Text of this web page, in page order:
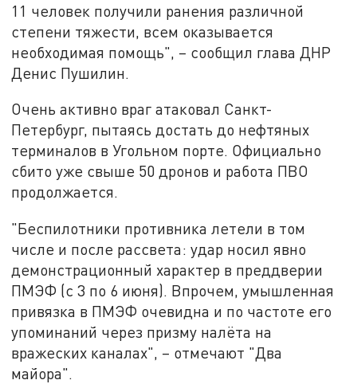
11 человек получили ранения различной
степени тяжести, всем оказывается
необходимая помощь", – сообщил глава ДНР
Денис Пушилин.
Очень активно враг атаковал Санкт-
Петербург, пытаясь достать до нефтяных
терминалов в Угольном порте. Официально
сбито уже свыше 50 дронов и работа ПВО
продолжается.
"Беспилотники противника летели в том
числе и после рассвета: удар носил явно
демонстрационный характер в преддверии
ПМЭФ (с 3 по 6 июня). Впрочем, умышленная
привязка в ПМЭФ очевидна и по частоте его
упоминаний через призму налёта на
вражеских каналах", – отмечают "Два
майора".